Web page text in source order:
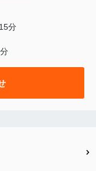
分